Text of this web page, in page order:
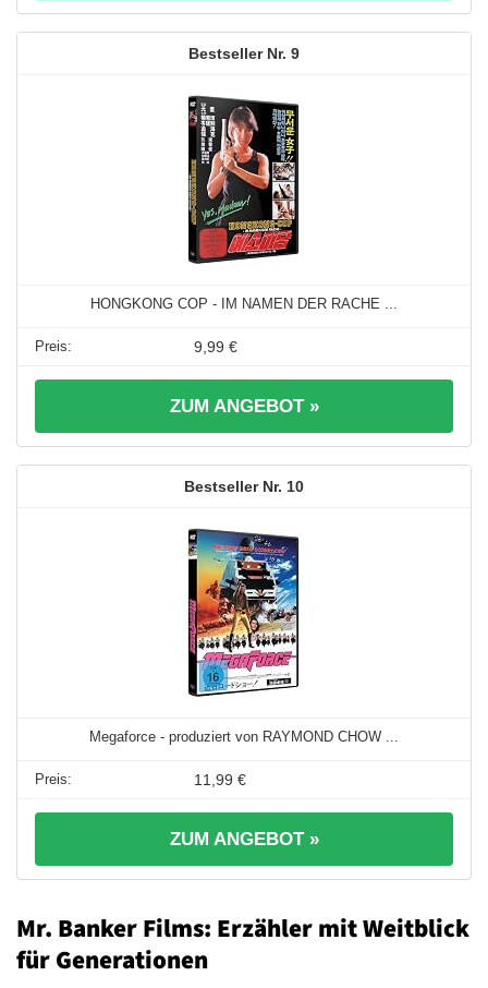
9
HONGKONG COP - IM NAMEN DER RACHE ...
9,99 €
ZUM ANGEBOT »
10
Megaforce - produziert von RAYMOND CHOW ...
11,99 €
ZUM ANGEBOT »
Mr. Banker Films: Erzähler mit Weitblick
für Generationen